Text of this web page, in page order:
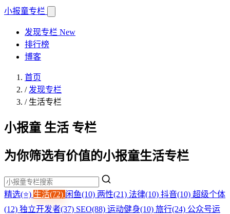
小报童专栏
发现专栏 New
排行榜
博客
首页
/ 发现专栏
/ 生活专栏
小报童 生活 专栏
为你筛选有价值的小报童生活专栏
精选(⭐) 生活(72) 闲鱼(10) 两性(21) 法律(10) 抖音(10) 超级个体
(12) 独立开发者(37) SEO(88) 运动健身(10) 旅行(24) 公众号运